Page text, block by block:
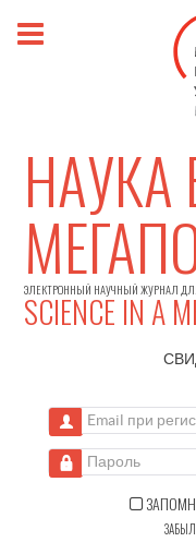
НАУКА
ЭЛЕКТРОННЫЙ НАУЧНЫЙ ЖУРНАЛ
SCIENCE IN A
Email при
Пароль